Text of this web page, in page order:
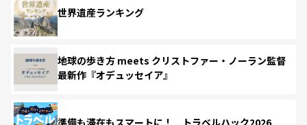
世界遺産ランキング
地球の歩き方 meets クリストファー・ノーラン監督
最新作『オデュッセイア』